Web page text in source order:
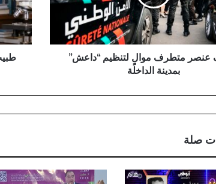
عنصر متطرف موالٍ لتنظيم “داعش”
بمدينة الداخلة
تداعيات
توزيع
سياح
الباخرة
صلة